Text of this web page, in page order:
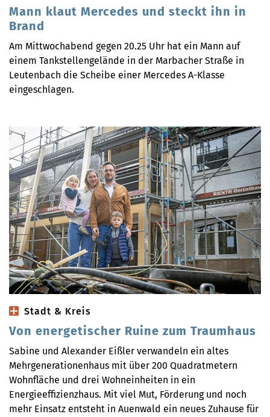
Mann klaut Mercedes und steckt ihn in
Brand
Am Mittwochabend gegen 20.25 Uhr hat ein Mann auf
einem Tankstellengelände in der Marbacher Straße in
Leutenbach die Scheibe einer Mercedes A-Klasse
eingeschlagen.
Stadt & Kreis
Von energetischer Ruine zum Traumhaus
Sabine und Alexander Eißler verwandeln ein altes
Mehrgenerationenhaus mit über 200 Quadratmetern
Wohnfläche und drei Wohneinheiten in ein
Energieeffizienzhaus. Mit viel Mut, Förderung und noch
mehr Einsatz entsteht in Auenwald ein neues Zuhause für